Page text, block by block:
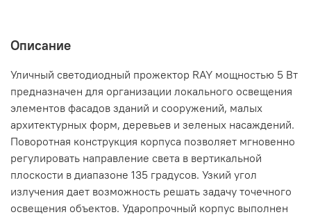
Описание
Уличный светодиодный прожектор RAY мощностью 5 Вт
предназначен для организации локального освещения
элементов фасадов зданий и сооружений, малых
архитектурных форм, деревьев и зеленых насаждений.
Поворотная конструкция корпуса позволяет мгновенно
регулировать направление света в вертикальной
плоскости в диапазоне 135 градусов. Узкий угол
излучения дает возможность решать задачу точечного
освещения объектов. Ударопрочный корпус выполнен